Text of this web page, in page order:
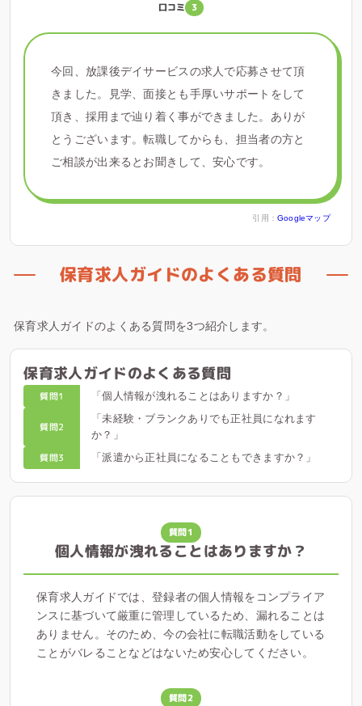
口コミ 3
今回、放課後デイサービスの求人で応募させて頂
きました。見学、面接とも手厚いサポートをして
頂き、採用まで辿り着く事ができました。ありが
とうございます。転職してからも、担当者の方と
ご相談が出来るとお聞きして、安心です。
引用： Googleマップ
保育求人ガイドのよくある質問
保育求人ガイドのよくある質問を3つ紹介します。
保育求人ガイドのよくある質問
質問1 「個人情報が洩れることはありますか？」
質問2
「未経験・ブランクありでも正社員になれます
か？」
質問3 「派遣から正社員になることもできますか？」
質問1
個人情報が洩れることはありますか？
保育求人ガイドでは、登録者の個人情報をコンプライア
ンスに基づいて厳重に管理しているため、漏れることは
ありません。そのため、今の会社に転職活動をしている
ことがバレることなどはないため安心してください。
質問2